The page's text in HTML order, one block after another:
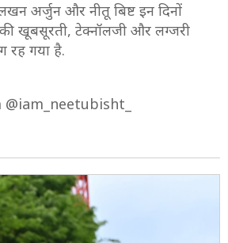
अर्जुन और नीतू बिष्ट इन दिनों
खूबसूरती, टेक्नॉलजी और लग्जरी
गया है.